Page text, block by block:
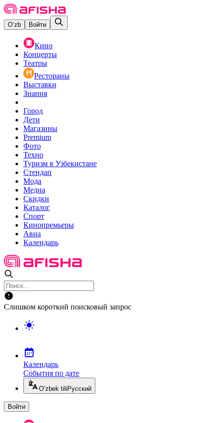
O‘zb Войти
Кино
Концерты
Театры
Рестораны
Выставки
Знания
Город
Дети
Магазины
Premium
Фото
Техно
Туризм в Узбекистане
Стендап
Мода
Медиа
Скидки
Каталог
Спорт
Кинопремьеры
Авиа
Календарь
Слишком короткий поисковый запрос
Календарь
События по дате
O’zbek tili Русский
Войти